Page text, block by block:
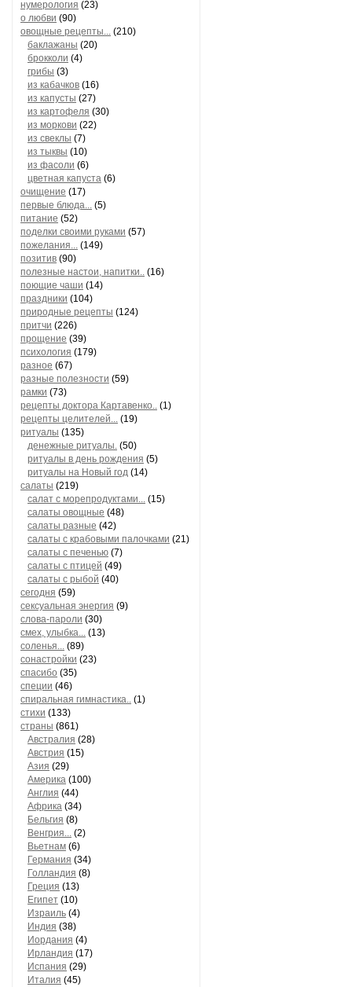
нумерология (23)
о любви (90)
овощные рецепты... (210)
баклажаны (20)
брокколи (4)
грибы (3)
из кабачков (16)
из капусты (27)
из картофеля (30)
из моркови (22)
из свеклы (7)
из тыквы (10)
из фасоли (6)
цветная капуста (6)
очищение (17)
первые блюда... (5)
питание (52)
поделки своими руками (57)
пожелания... (149)
позитив (90)
полезные настои, напитки.. (16)
поющие чаши (14)
праздники (104)
природные рецепты (124)
притчи (226)
прощение (39)
психология (179)
разное (67)
разные полезности (59)
рамки (73)
рецепты доктора Картавенко.. (1)
рецепты целителей... (19)
ритуалы (135)
денежные ритуалы. (50)
ритуалы в день рождения (5)
ритуалы на Новый год (14)
салаты (219)
салат с морепродуктами... (15)
салаты овощные (48)
салаты разные (42)
салаты с крабовыми палочками (21)
салаты с печенью (7)
салаты с птицей (49)
салаты с рыбой (40)
сегодня (59)
сексуальная энергия (9)
слова-пароли (30)
смех, улыбка... (13)
соленья... (89)
сонастройки (23)
спасибо (35)
специи (46)
спиральная гимнастика.. (1)
стихи (133)
страны (861)
Австралия (28)
Австрия (15)
Азия (29)
Америка (100)
Англия (44)
Африка (34)
Бельгия (8)
Венгрия... (2)
Вьетнам (6)
Германия (34)
Голландия (8)
Греция (13)
Египет (10)
Израиль (4)
Индия (38)
Иордания (4)
Ирландия (17)
Испания (29)
Италия (45)